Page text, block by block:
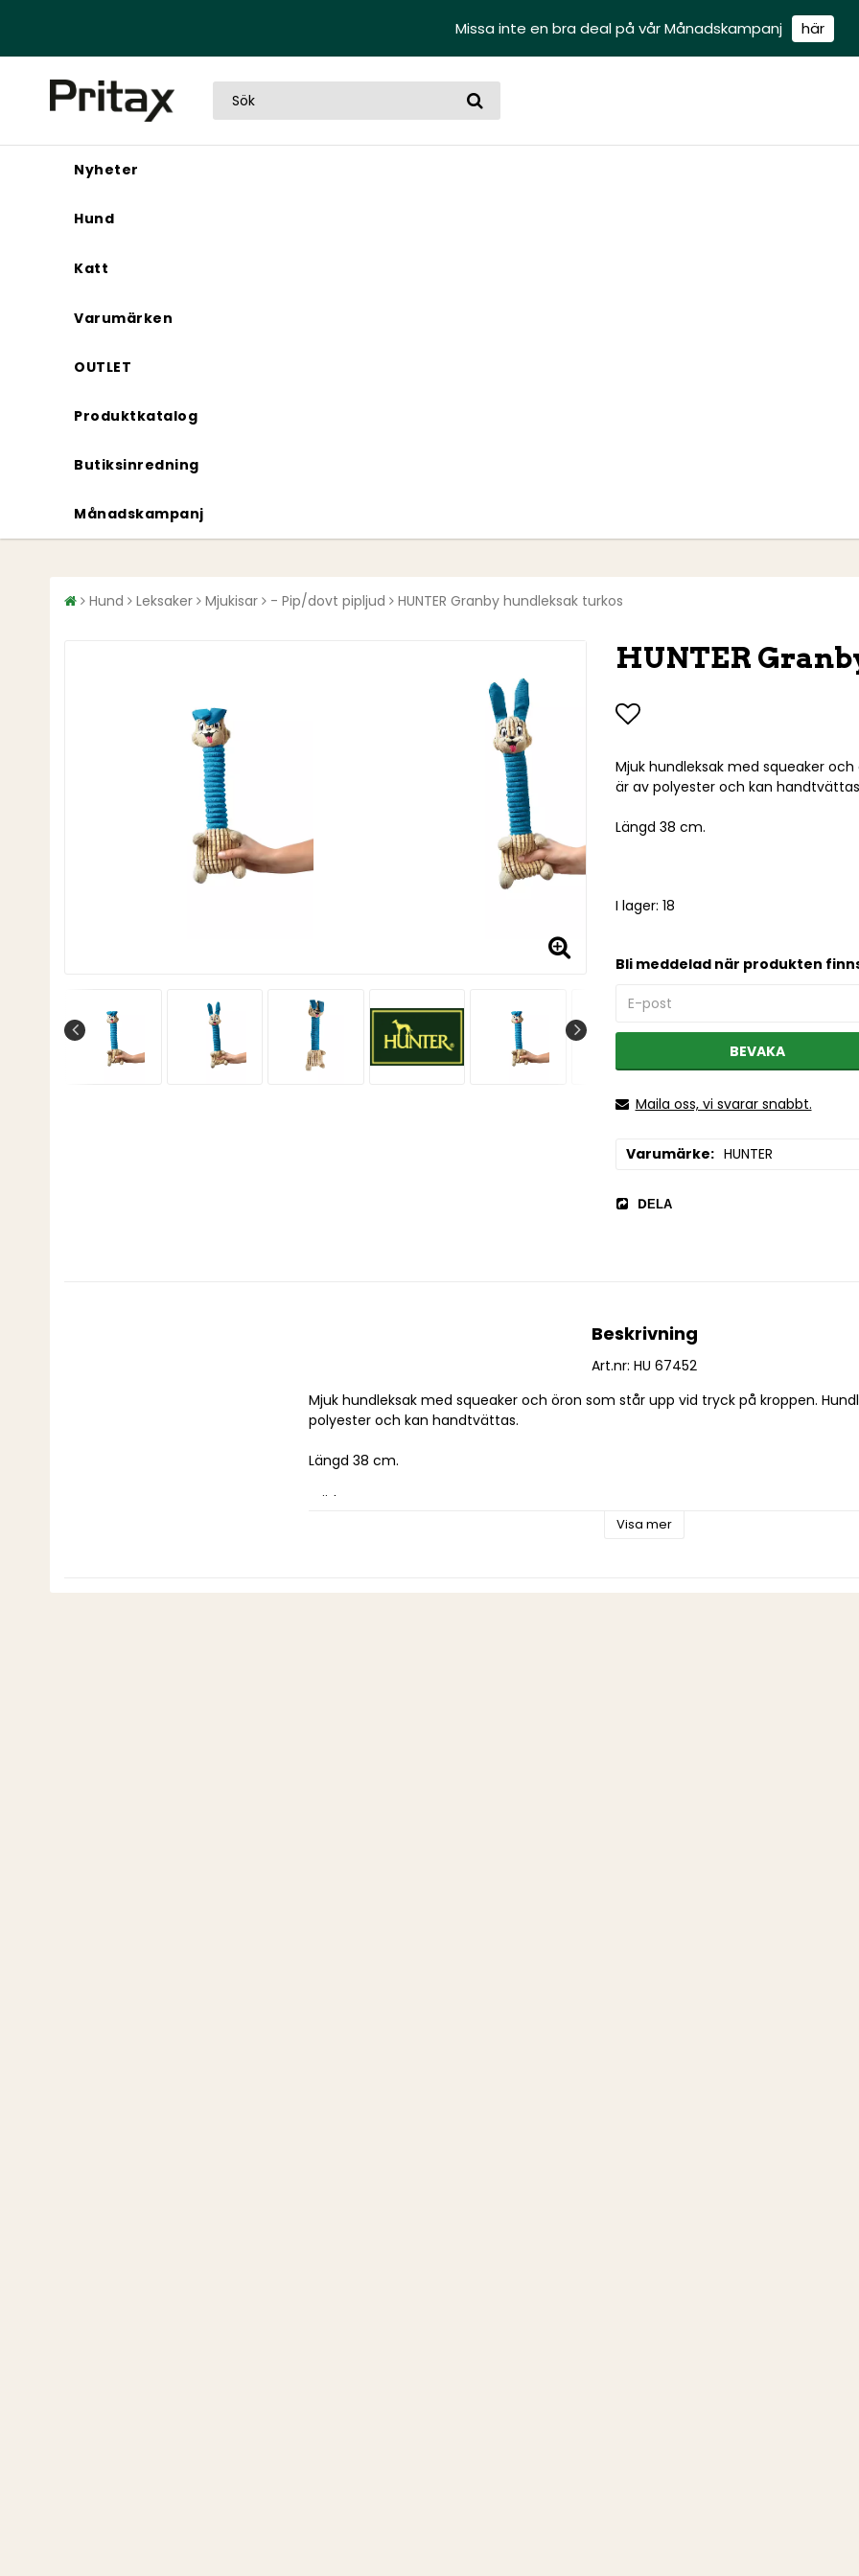
Missa inte en bra deal på vår Månadskampanj här
Nyheter
Hund
Katt
Varumärken
OUTLET
Produktkatalog
Butiksinredning
Månadskampanj
Hund Leksaker Mjukisar - Pip/dovt pipljud HUNTER Granby hundleksak turkos
HUNTER
Lägg till i
Mjuk hundleksak med squeaker
är av polyester och kan
Längd 38 cm.
I lager: 18
Bli meddelad när produkten
BEVAKA
Maila oss, vi svarar snabbt.
Varumärke HUNTER
DELA
Beskrivning
Art.nr: HU 67452
Mjuk hundleksak med squeaker och öron som står upp vid tryck på kroppen.
polyester och kan handtvättas.
Längd 38 cm.
Märke: HUNTER
Visa mer